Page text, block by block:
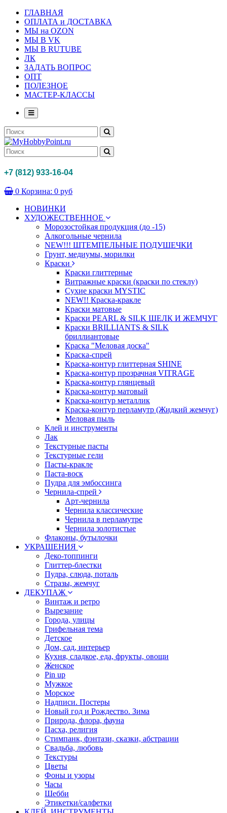
ГЛАВНАЯ
ОПЛАТА и ДОСТАВКА
МЫ на OZON
МЫ В VK
МЫ В RUTUBE
ЛК
ЗАДАТЬ ВОПРОС
ОПТ
ПОЛЕЗНОЕ
МАСТЕР-КЛАССЫ
+7 (812) 933-16-04
0 Корзина: 0 руб
НОВИНКИ
ХУДОЖЕСТВЕННОЕ
Морозостойкая продукция (до -15)
Алкогольные чернила
NEW!!! ШТЕМПЕЛЬНЫЕ ПОДУШЕЧКИ
Грунт, медиумы, морилки
Краски
Краски глиттерные
Витражные краски (краски по стеклу)
Сухие краски MYSTIC
NEW!! Краска-кракле
Краски матовые
Краски PEARL & SILK ШЕЛК И ЖЕМЧУГ
Краски BRILLIANTS & SILK
бриллиантовые
Краска "Меловая доска"
Краска-спрей
Краска-контур глиттерная SHINE
Краска-контур прозрачная VITRAGE
Краска-контур глянцевый
Краска-контур матовый
Краска-контур металлик
Краска-контур перламутр (Жидкий жемчуг)
Меловая пыль
Клей и инструменты
Лак
Текстурные пасты
Текстурные гели
Пасты-кракле
Паста-воск
Пудра для эмбоссинга
Чернила-спрей
Арт-чернила
Чернила классические
Чернила в перламутре
Чернила золотистые
Флаконы, бутылочки
УКРАШЕНИЯ
Деко-топпинги
Глиттер-блестки
Пудра, слюда, поталь
Стразы, жемчуг
ДЕКУПАЖ
Винтаж и ретро
Вырезание
Города, улицы
Грифельная тема
Детское
Дом, сад, интерьер
Кухня, сладкое, еда, фрукты, овощи
Женское
Pin up
Мужкое
Морское
Надписи. Постеры
Новый год и Рождество. Зима
Природа, флора, фауна
Пасха, религия
Стимпанк, фэнтази, сказки, абстрации
Свадьба, любовь
Текстуры
Цветы
Фоны и узоры
Часы
Шебби
Этикетки/салфетки